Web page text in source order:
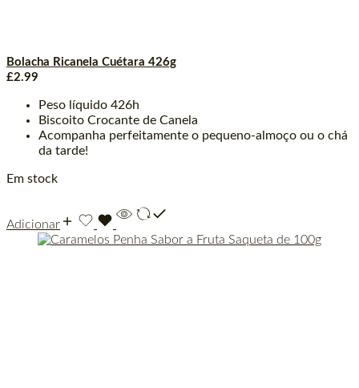
Bolacha Ricanela Cuétara 426g
£2.99
Peso líquido 426h
Biscoito Crocante de Canela
Acompanha perfeitamente o pequeno-almoço ou o chá
da tarde!
Em stock
Adicionar